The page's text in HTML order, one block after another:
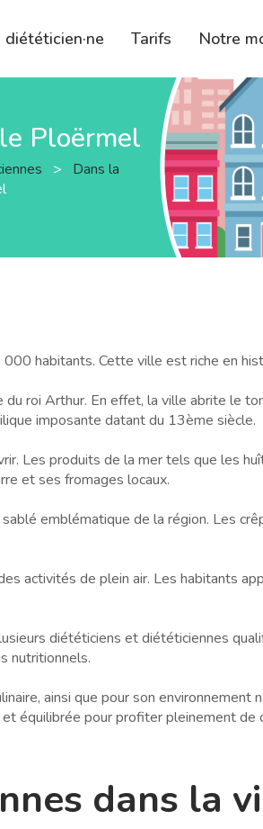
Tarifs Notre
Ploërmel
>
Dans la
habitants. Cette ville est riche en
roi Arthur. En effet, la ville abrite le
imposante datant du 13ème siècle.
Les produits de la mer tels que les
et ses fromages locaux.
emblématique de la région. Les
activités de plein air. Les habitants
diététiciens et diététiciennes
nutritionnels.
ainsi que pour son
équilibrée pour profiter pleinement
dans la